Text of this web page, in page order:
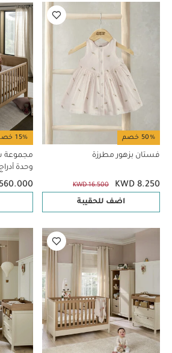
50% خصم
فستان بزهور مطرزة
KWD 8.250
KWD 16.500
اضف للحقيبة
15% خصم
مجموعة
وحدة
ملابس -